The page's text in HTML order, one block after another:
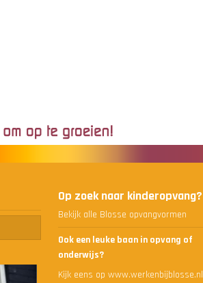
Op zoek naar kinderopvang?
Bekijk alle Blosse opvangvormen
Ook een leuke baan in opvang of
onderwijs?
Kijk eens op www.werkenbijblosse.nl